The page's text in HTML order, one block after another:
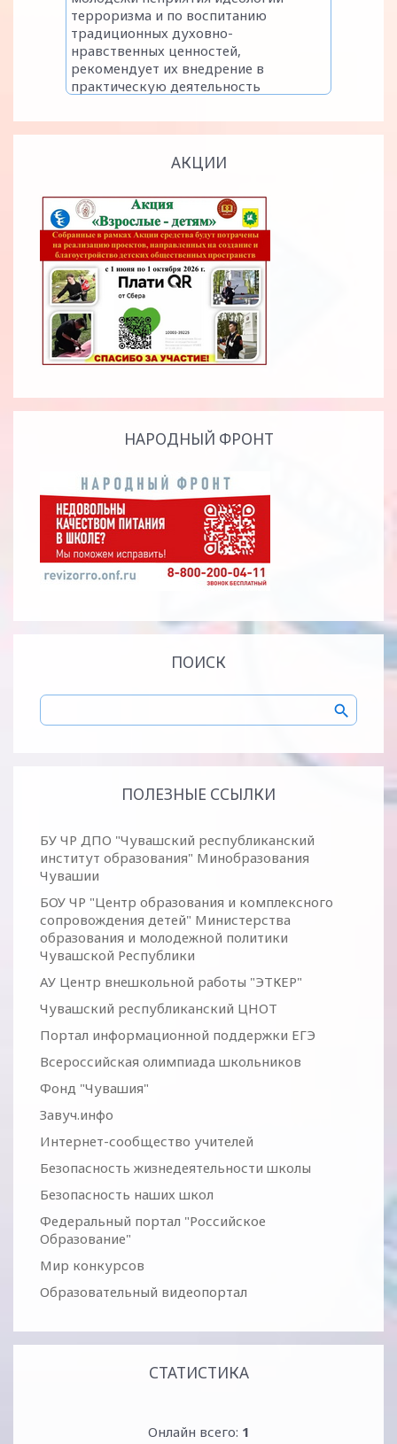
АКЦИИ
НАРОДНЫЙ ФРОНТ
ПОИСК
ПОЛЕЗНЫЕ ССЫЛКИ
БУ ЧР ДПО "Чувашский республиканский
институт образования" Минобразования
Чувашии
БОУ ЧР "Центр образования и комплексного
сопровождения детей" Министерства
образования и молодежной политики
Чувашской Республики
АУ Центр внешкольной работы "ЭТКЕР"
Чувашский республиканский ЦНОТ
Портал информационной поддержки ЕГЭ
Всероссийская олимпиада школьников
Фонд "Чувашия"
Завуч.инфо
Интернет-сообщество учителей
Безопасность жизнедеятельности школы
Безопасность наших школ
Федеральный портал "Российское
Образование"
Мир конкурсов
Образовательный видеопортал
СТАТИСТИКА
Онлайн всего: 1